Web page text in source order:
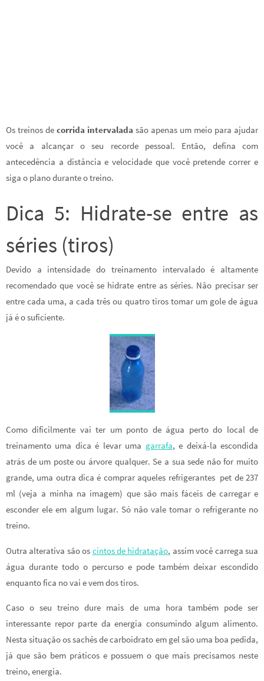
Os treinos de corrida intervalada são apenas um meio para ajudar
você a alcançar o seu recorde pessoal. Então, defina com
antecedência a distância e velocidade que você pretende correr e
siga o plano durante o treino.
Dica 5: Hidrate-se entre as
séries (tiros)
Devido a intensidade do treinamento intervalado é altamente
recomendado que você se hidrate entre as séries. Não precisar ser
entre cada uma, a cada três ou quatro tiros tomar um gole de água
já é o suficiente.
Como dificilmente vai ter um ponto de água perto do local de
treinamento uma dica é levar uma garrafa, e deixá-la escondida
atrás de um poste ou árvore qualquer. Se a sua sede não for muito
grande, uma outra dica é comprar aqueles refrigerantes pet de 237
ml (veja a minha na imagem) que são mais fáceis de carregar e
esconder ele em algum lugar. Só não vale tomar o refrigerante no
treino.
Outra alterativa são os cintos de hidratação, assim você carrega sua
água durante todo o percurso e pode também deixar escondido
enquanto fica no vai e vem dos tiros.
Caso o seu treino dure mais de uma hora também pode ser
interessante repor parte da energia consumindo algum alimento.
Nesta situação os sachês de carboidrato em gel são uma boa pedida,
já que são bem práticos e possuem o que mais precisamos neste
treino, energia.